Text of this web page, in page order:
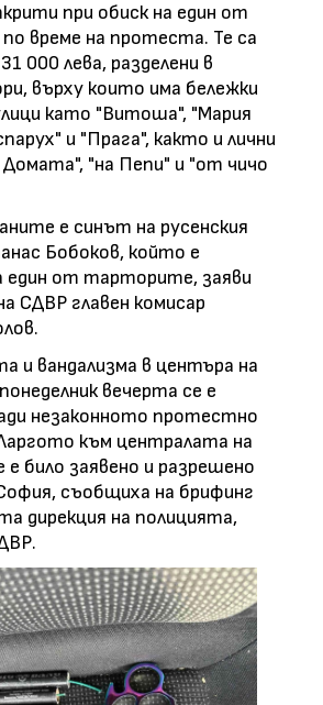
при обиск на един от
време на протеста. Те са
000 лева, разделени в
върху които има бележки
като "Витоша", "Мария
и "Прага", както и лични
"на Пепи" и "от чичо
е синът на русенския
Бобоков, който е
един от тарторите, заяви
СДВР главен комисар
и вандализма в центъра на
вечерта се е
незаконното протестно
към централата на
било заявено и разрешено
съобщиха на брифинг
дирекция на полицията,